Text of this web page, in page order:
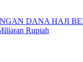
Rupiah